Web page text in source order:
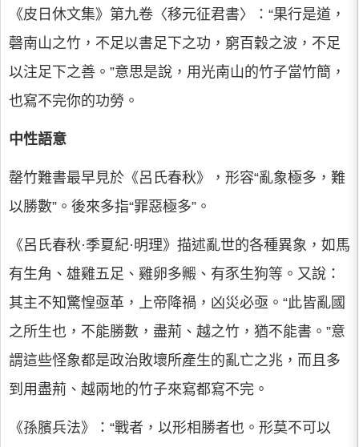
《皮日休文集》第九卷〈移元征君書〉：“果行是道，
磬南山之竹，不足以書足下之功，窮百穀之波，不足
以注足下之善。”意思是說，用光南山的竹子當竹簡，
也寫不完你的功勞。
中性語意
罄竹難書最早見於《呂氏春秋》，形容“亂象極多，難
以勝數”。後來多指“罪惡極多”。
《呂氏春秋·季夏紀·明理》描述亂世的各種異象，如馬
有生角、雄雞五足、雞卵多毈、有豕生狗等。又說：
其主不知驚惶亟革，上帝降禍，凶災必亟。“此皆亂國
之所生也，不能勝數，盡荊、越之竹，猶不能書。”意
謂這些怪象都是政治敗壞所產生的亂亡之兆，而且多
到用盡荊、越兩地的竹子來寫都寫不完。
《孫臏兵法》：“戰者，以形相勝者也。形莫不可以